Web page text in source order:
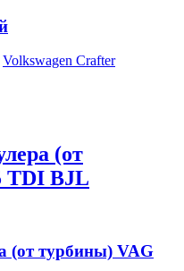
Volkswagen Crafter
(от
TDI BJL
(от турбины) VAG